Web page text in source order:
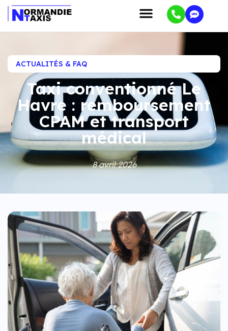
ACTUALITÉS & FAQ
Taxi conventionné Le
Havre : remboursement
CPAM et transport
médical
8 avril 2026